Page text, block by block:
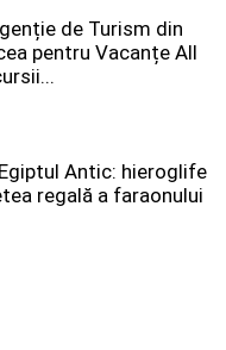
de Turism din
pentru Vacanțe All
Antic: hieroglife
regală a faraonului